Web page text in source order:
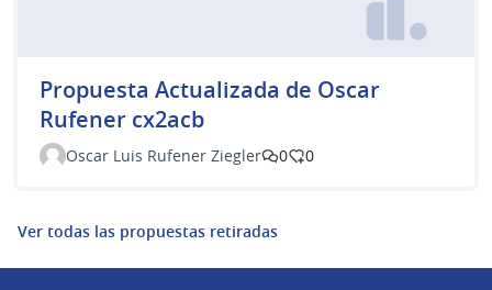
Propuesta Actualizada de Oscar
Rufener cx2acb
Oscar Luis Rufener Ziegler 0 0
Ver todas las propuestas retiradas